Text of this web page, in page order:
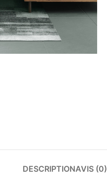
DESCRIPTIONAVIS (0)